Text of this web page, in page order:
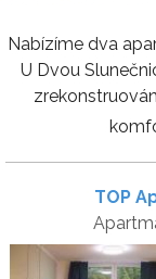
Nabízíme dva
U Dvou
TOP